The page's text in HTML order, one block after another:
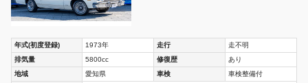
年式(初度登録) 1973年 走行
走不明
排気量
5800cc 修復歴
あり
地域
愛知県 車検
車検整備付